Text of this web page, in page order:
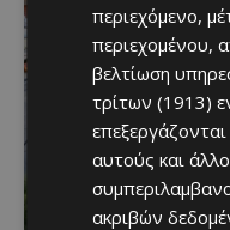
περιεχόμενο,
περιεχομένου,
βελτίωση
τρίτων (1913)
αυτούς και
ακριβών